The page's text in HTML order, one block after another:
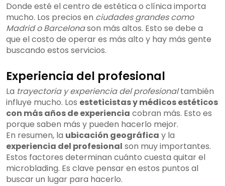
Donde esté el centro de estética o clínica importa
mucho. Los precios en ciudades grandes como
Madrid o Barcelonason más altos. Esto se debe a
que el costo de operar es más alto y hay más gente
buscando estos servicios.
Experiencia del profesional
La trayectoria y experiencia del profesionaltambién
influye mucho. Los esteticistas y médicos estéticos
con más años de experiencia cobran más. Esto es
porque saben más y pueden hacerlo mejor.
En resumen, la ubicación geográfica y la
experiencia del profesional son muy importantes.
Estos factores determinan cuánto cuesta quitar el
microblading. Es clave pensar en estos puntos al
buscar un lugar para hacerlo.